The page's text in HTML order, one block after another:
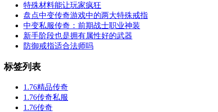
特殊材料能让玩家疯狂
盘点中变传奇游戏中的两大特殊戒指
中变私服传奇：前期战士职业神装
新手阶段也是拥有属性好的武器
防御戒指适合法师吗
标签列表
1.76精品传奇
1.76传奇私服
1.76传奇